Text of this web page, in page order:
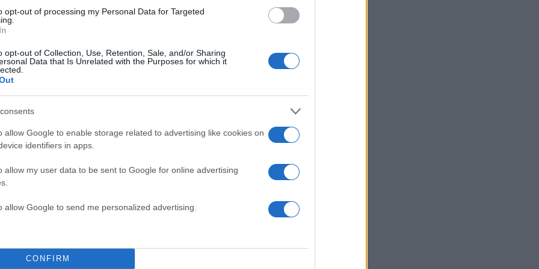
opt-out of processing my Personal Data for Targeted
opt-out of Collection, Use, Retention, Sale, and/or Sharing
Data that Is Unrelated with the Purposes for which it
allow Google to enable storage related to advertising like cookies on
identifiers in apps.
allow my user data to be sent to Google for online advertising
allow Google to send me personalized advertising.
CONFIRM
αντιδράσεις είναι πιο έντονες και ίσως
τη συμπεριφορά κάποιων ανθρώπων. Απόφυγε
κάθε κίνηση ή λέξη.
εστιάσεις σε όσα έχουν πραγματική σημασία και να
-εντάσεις. Η ψυχραιμία και η υπομονή θα σε
πιο καθαρά μια κατάσταση που τώρα μοιάζει μπερδεμένη.
μπορεί να εμφανιστούν στις σχέσεις, όμως δεν